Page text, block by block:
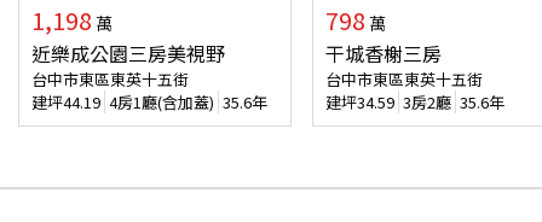
1,198 萬
近樂成公園三房美視野
台中市東區東英十五街
建坪44.19 4房1廳(含加蓋) 35.6年
798 萬
干城香榭三房
台中市東區東英十五街
建坪34.59 3房2廳 35.6年